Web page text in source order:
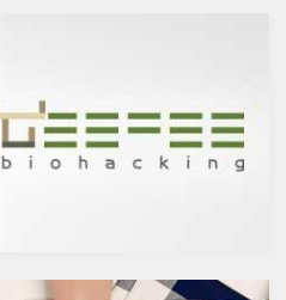
ない植物化合物であるケルセチ
ンは、ブドウやリンゴなどの果
物や、ブロッコリやトマト、タ
マネギなどの野菜、お蕎麦にも
免疫力を向上させる亜鉛の吸収